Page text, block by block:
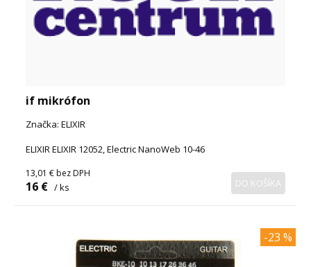
if mikrófon
Značka: ELIXIR
ELIXIR ELIXIR 12052, Electric NanoWeb 10-46
13,01 € bez DPH
16 € / ks DO KOŠÍKA
-23 %